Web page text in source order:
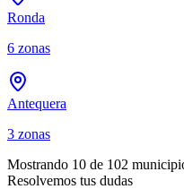
Ronda
6 zonas
Antequera
3 zonas
Mostrando 10 de 102
Resolvemos tus dudas